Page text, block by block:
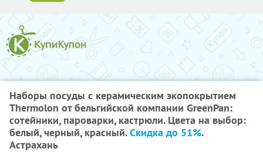
Наборы посуды с керамическим экопокрытием
Thermolon от бельгийской компании GreenPan:
сотейники, пароварки, кастрюли. Цвета на выбор:
белый, черный, красный.Скидка до 51%.
Астрахань